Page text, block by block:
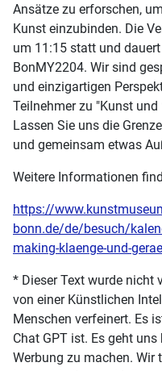
Ansätze zu erforschen,
Kunst einzubinden. Die
um 11:15 statt und
BonMY2204. Wir sind
und einzigartigen
Teilnehmer zu "Kunst
Lassen Sie uns die
und gemeinsam etwas
Weitere Informationen
https://
bonn.de/de/besuch/
making-klaenge-und-
* Dieser Text wurde nicht
von einer Künstlichen
Menschen verfeinert. Es
Chat GPT ist. Es geht
Werbung zu machen. Wir